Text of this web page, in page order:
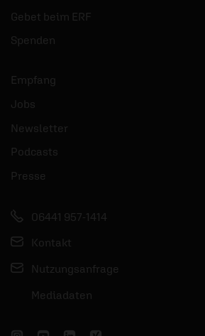
Gebet beim ERF
Spenden
Empfang
Jobs
Newsletter
Podcasts
Presse
06441 957-1414
Kontakt
Nutzungsanfrage
Mediadaten